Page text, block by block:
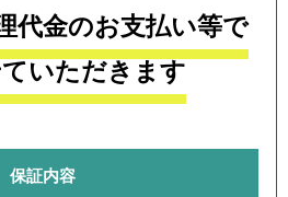
代金のお支払い等で
いただきます
保証内容